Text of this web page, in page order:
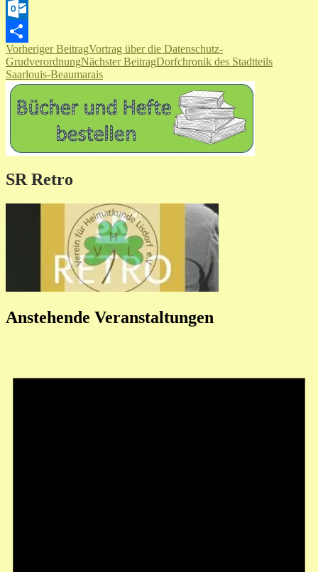
WhatsApp
Outlook.com
Teilen
Beitragsnavigation
Vorheriger BeitragVortrag über die Datenschutz-
GrudverordnungNächster BeitragDorfchronik des Stadtteils
Saarlouis-Beaumarais
SR Retro
Anstehende Veranstaltungen